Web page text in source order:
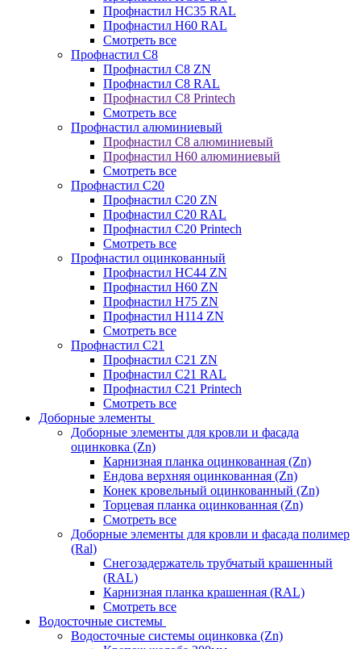
Профнастил НС35 RAL
Профнастил Н60 RAL
Смотреть все
Профнастил C8
Профнастил С8 ZN
Профнастил С8 RAL
Профнастил С8 Printech
Смотреть все
Профнастил алюминиевый
Профнастил С8 алюминиевый
Профнастил Н60 алюминиевый
Смотреть все
Профнастил C20
Профнастил С20 ZN
Профнастил С20 RAL
Профнастил С20 Printech
Смотреть все
Профнастил оцинкованный
Профнастил НС44 ZN
Профнастил Н60 ZN
Профнастил Н75 ZN
Профнастил Н114 ZN
Смотреть все
Профнастил C21
Профнастил С21 ZN
Профнастил С21 RAL
Профнастил С21 Printech
Смотреть все
Доборные элементы
Доборные элементы для кровли и фасада
оцинковка (Zn)
Карнизная планка оцинкованная (Zn)
Ендова верхняя оцинкованная (Zn)
Конек кровельный оцинкованный (Zn)
Торцевая планка оцинкованная (Zn)
Смотреть все
Доборные элементы для кровли и фасада полимер
(Ral)
Снегозадержатель трубчатый крашенный
(RAL)
Карнизная планка крашенная (RAL)
Смотреть все
Водосточные системы
Водосточные системы оцинковка (Zn)